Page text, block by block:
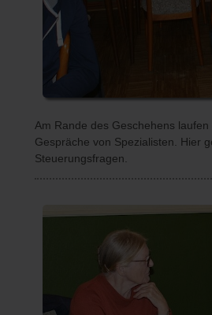
Am Rande des Geschehens
Gespräche von Spezialisten. Hier
Steuerungsfragen.